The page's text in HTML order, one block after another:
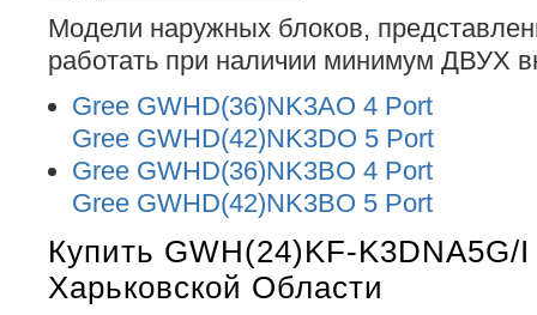
Модели наружных блоков,
работать при наличии минимум ДВУХ
Gree GWHD(36)NK3AO 4 Port
Gree GWHD(42)NK3DO 5 Port
Gree GWHD(36)NK3BO 4 Port
Gree GWHD(42)NK3BO 5 Port
Купить GWH(24)KF-
Харьковской Области